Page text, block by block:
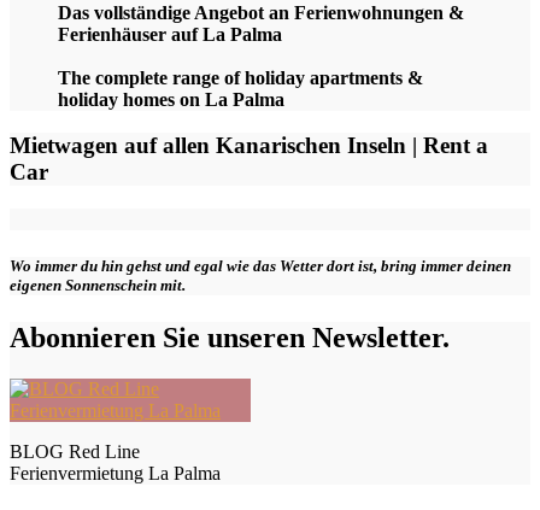
Das vollständige Angebot an Ferienwohnungen &
Ferienhäuser auf La Palma
The complete range of holiday apartments &
holiday homes on La Palma
Mietwagen auf allen Kanarischen Inseln | Rent a
Car
Wo immer du hin gehst und egal wie das Wetter dort ist, bring immer deinen
eigenen Sonnenschein mit.
Abonnieren Sie unseren Newsletter.
BLOG Red Line
Ferienvermietung La Palma